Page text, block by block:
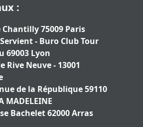
:
Chantilly 75009 Paris
- Buro Club Tour
69003 Lyon
Rive Neuve - 13001
de la République 59110
MADELEINE
Bachelet 62000 Arras